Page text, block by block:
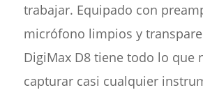
trabajar. Equipado con
micrófono limpios y
DigiMax D8 tiene todo lo que
capturar casi cualquier